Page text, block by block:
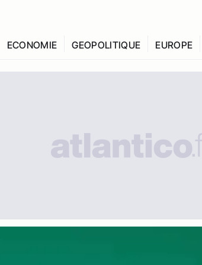
ECONOMIE GEOPOLITIQUE EUROPE